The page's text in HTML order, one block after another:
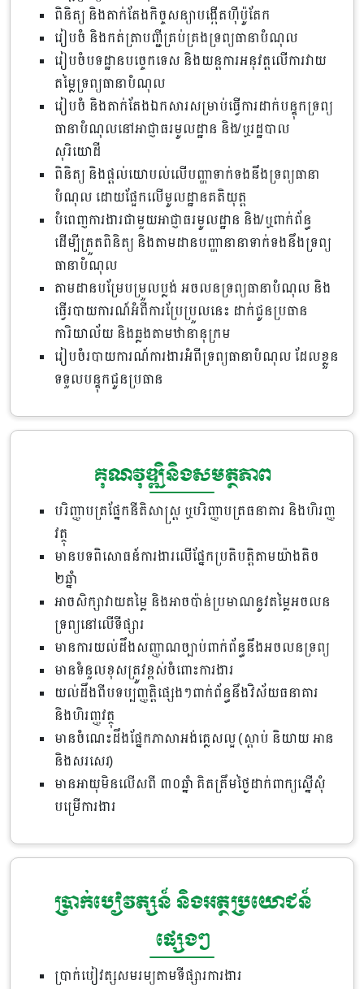
ពិនិត្យ និងតាក់តែងកិច្ចសន្យាបង្កើតហ៊ីប៉ូតែក
រៀបចំ និងកត់ត្រាបញ្ជីគ្រប់គ្រងទ្រព្យធានាបំណុល
រៀបចំបទដ្ឋានបច្ចេកទេស និងយន្តការអនុវត្តលើការវាយ
តម្លៃទ្រព្យធានាបំណុល
រៀបចំ និងតាក់តែងឯកសារសម្រាប់ធ្វើការដាក់បន្ទុកទ្រព្យ
ធានាបំណុលនៅអាជ្ញាធរមូលដ្ឋាន និង/ឬរដ្ឋបាល
សុរិយោដី
ពិនិត្យ និងផ្តល់យោបល់លើបញ្ហាទាក់ទងនឹងទ្រព្យធានា
បំណុល ដោយផ្អែកលើមូលដ្ឋានគតិយុត្ត
បំពេញការងារជាមួយអាជ្ញាធរមូលដ្ឋាន និង/ឬពាក់ព័ន្ធ
ដើម្បីត្រួតពិនិត្យ និងតាមដានបញ្ហានានាទាក់ទងនឹងទ្រព្យ
ធានាបំណុល
តាមដានបម្រែបម្រួលប្លង់ អចលនទ្រព្យធានាបំណុល និង
ធ្វើរបាយការណ៍អំពីការប្រែប្រួលនេះ ដាក់ជូនប្រធាន
ការិយាល័យ និងឆ្លងតាមឋានានុក្រម
រៀបចំរបាយការណ៍ការងារអំពីទ្រព្យធានាបំណុល ដែលខ្លួន
ទទួលបន្ទុកជូនប្រធាន
គុណវុឌ្ឍិនិងសមត្ថភាព
បរិញ្ញាបត្រផ្នែកនីតិសាស្រ្ត ឬបរិញ្ញាបត្រធនាគារ និងហិរញ្ញ
វត្ថុ
មានបទពិសោធន៍ការងារលើផ្នែកប្រតិបត្តិតាមយ៉ាងតិច
២ឆ្នាំ
អាចសិក្សាវាយតម្លៃ និងអាចប៉ាន់ប្រមាណនូវតម្លៃអចលន
ទ្រព្យនៅលើទីផ្សារ
មានការយល់ដឹងសញ្ញាណច្បាប់ពាក់ព័ន្ធនឹងអចលនទ្រព្យ
មានទំនួលខុសត្រូវខ្ពស់ចំពោះការងារ
យល់ដឹងពីបទប្បញ្ញត្តិផ្សេងៗពាក់ព័ន្ធនឹងវិស័យធនាគារ
និងហិរញ្ញវត្ថុ
មានចំណេះដឹងផ្នែកភាសាអង់គ្លេសល្អ (ស្តាប់ និយាយ អាន
និងសរសេរ)
មានអាយុមិនលើសពី ៣០ឆ្នាំ គិតត្រឹមថ្ងៃដាក់ពាក្យស្នើសុំ
បម្រើការងារ
ប្រាក់បៀវត្សន៍ និងអត្ថប្រយោជន៍
ផ្សេងៗ
ប្រាក់បៀវត្សសមរម្យតាមទីផ្សារការងារ